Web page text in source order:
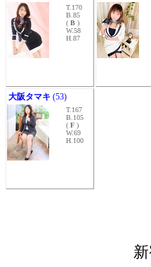
T.170
B.85
( B )
W.58
H.87
大阪タマキ (53)
T.167
B.105
( F )
W.69
H.100